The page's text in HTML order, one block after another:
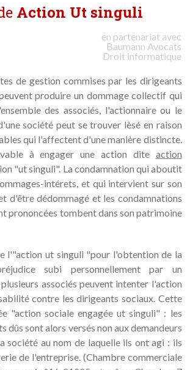
Action Ut singuli
en partenariat avec
Baumann Avocats
Droit informatique
de gestion commises par les dirigeants
produire un dommage collectif qui
des associés, l'actionnaire ou le
société peut se trouver lèsé en raison
qui l'affectent d'une manière distincte.
à engager une action dite action
"ut singuli". La condamnation qui aboutit
intérets, et qui intervient sur son
d'être dédommagé et les condamnations
prononcées tombent dans son patrimoine
l'"action ut singuli "pour l'obtention de la
subi personnellement par un
associés peuvent intenter l'action
contre les dirigeants sociaux. Cette
"action sociale engagée ut singuli" : les
dûs sont alors versés non aux demandeurs
société au nom de laquelle ils ont agi : ils
de l'entreprise. (Chambre commerciale